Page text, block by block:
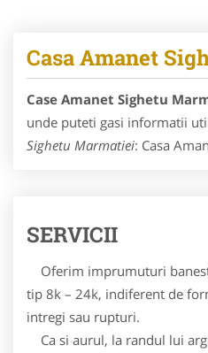
Casa Amanet
Case Amanet Sighetu
unde puteti gasi informatii
Sighetu Marmatiei: Casa
SERVICII
Oferim imprumuturi
tip 8k – 24k, indiferent de
intregi sau rupturi.
Ca si aurul, la randul lui